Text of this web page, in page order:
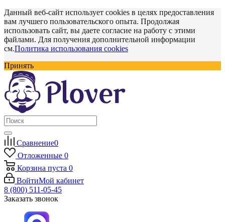
Данный веб-сайт использует cookies в целях предоставления
вам лучшего пользовательского опыта. Продолжая
использовать сайт, вы даете согласие на работу с этими
файлами. Для получения дополнительной информации
см.Политика использования cookies
Принять
Сравнение0
Отложенные 0
Корзина пуста 0
ВойтиМой кабинет
8 (800) 511-05-45
Заказать звонок